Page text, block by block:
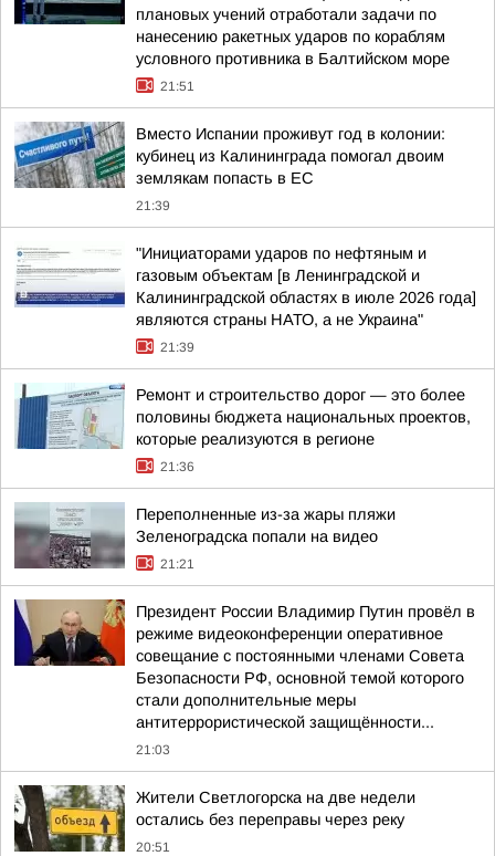
плановых учений отработали задачи по
нанесению ракетных ударов по кораблям
условного противника в Балтийском море
21:51
Вместо Испании проживут год в колонии:
кубинец из Калининграда помогал двоим
землякам попасть в ЕС
21:39
"Инициаторами ударов по нефтяным и
газовым объектам [в Ленинградской и
Калининградской областях в июле 2026 года]
являются страны НАТО, а не Украина"
21:39
Ремонт и строительство дорог — это более
половины бюджета национальных проектов,
которые реализуются в регионе
21:36
Переполненные из-за жары пляжи
Зеленоградска попали на видео
21:21
Президент России Владимир Путин провёл в
режиме видеоконференции оперативное
совещание с постоянными членами Совета
Безопасности РФ, основной темой которого
стали дополнительные меры
антитеррористической защищённости...
21:03
Жители Светлогорска на две недели
остались без переправы через реку
20:51